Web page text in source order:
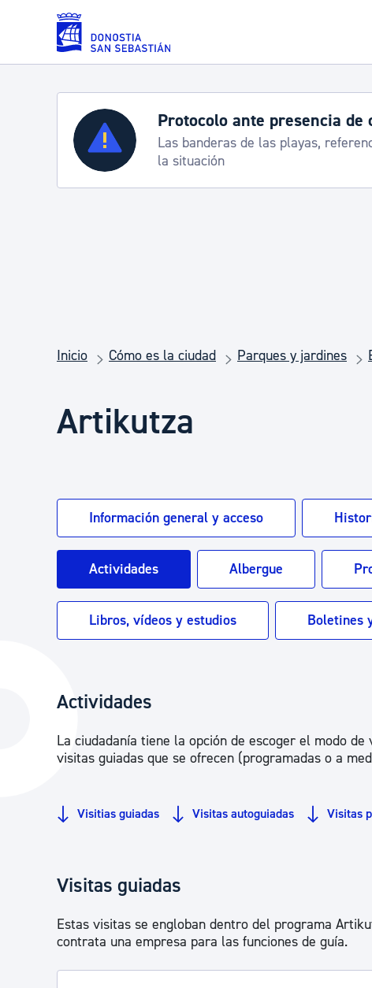
Saltar al contenido principal
Servicios
Padrón y asuntos personales
Seguridad ciudadana y emergencias
Salud Pública, animales y consumo
Participación ciudadana y asociacionismo
Deporte
La ciudad ahora
La ciudad futura
Noticias
Agenda
Semana Grande 2026:
8-15 agosto
Inicio Cómo es la ciudad Parques y jardines
Artikutza
Información general y acceso
Actividades Albergue
Libros, vídeos y estudios Boletines
Actividades
La ciudadanía tiene la opción de escoger el modo
visitas guiadas que se ofrecen (programadas o a
Visitias guiadas Visitas autoguiadas Visitas
Visitas guiadas
Estas visitas se engloban dentro del programa
contrata una empresa para las funciones de guía.